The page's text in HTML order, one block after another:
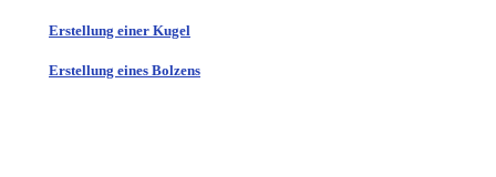
Erstellung einer Kugel
Erstellung eines Bolzens